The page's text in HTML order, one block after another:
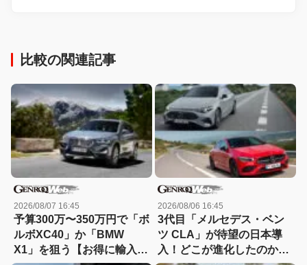
比較の関連記事
2026/08/07 16:45
予算300万〜350万円で「ボ
ルボXC40」か「BMW
X1」を狙う【お得に輸入中
2026/08/06 16:45
3代目「メルセデス・ベン
ツ CLA」が待望の日本導
入！どこが進化したのか先